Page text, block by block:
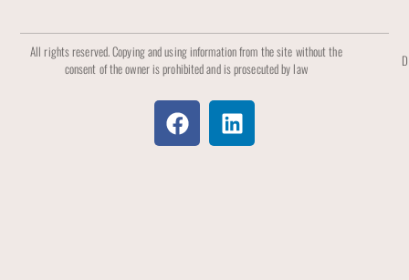
All rights reserved. Copying and using information from the site without the
consent of the owner is prohibited and is prosecuted by law